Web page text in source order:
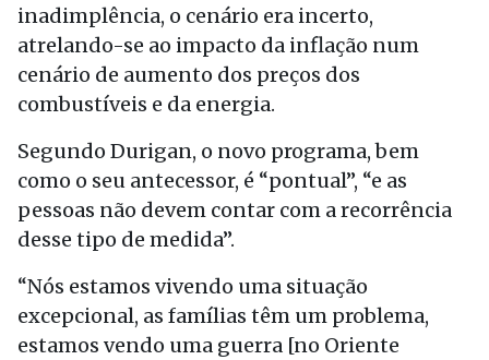
inadimplência, o cenário era incerto,
atrelando-se ao impacto da inflação num
cenário de aumento dos preços dos
combustíveis e da energia.
Segundo Durigan, o novo programa, bem
como o seu antecessor, é “pontual”, “e as
pessoas não devem contar com a recorrência
desse tipo de medida”.
“Nós estamos vivendo uma situação
excepcional, as famílias têm um problema,
estamos vendo uma guerra [no Oriente